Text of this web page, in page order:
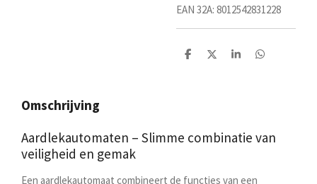
EAN 32A: 8012542831228
D
D
S
D
Omschrijving
Aardlekautomaten – Slimme combinatie van
veiligheid en gemak
Een aardlekautomaat combineert de functies van een